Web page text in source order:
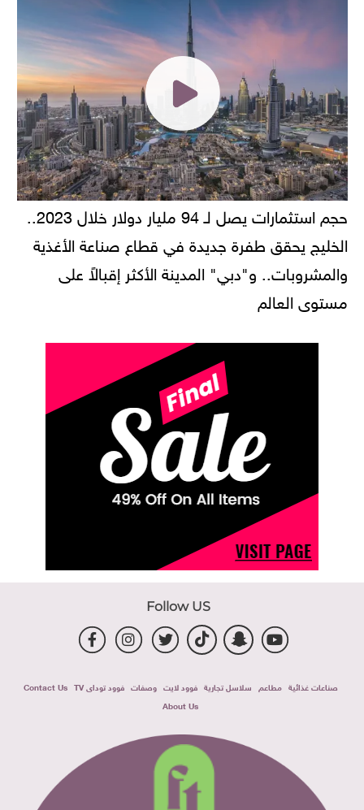
حجم استثمارات يصل لـ 94 مليار دولار خلال 2023..
الخليج يحقق طفرة جديدة في قطاع صناعة الأغذية
والمشروبات.. و"دبي" المدينة الأكثر إقبالاً على
مستوى العالم
Follow US
صناعات غذائية مطاعم سلاسل تجارية فوود لايت وصفات فوود توداى TV
Contact Us
About Us